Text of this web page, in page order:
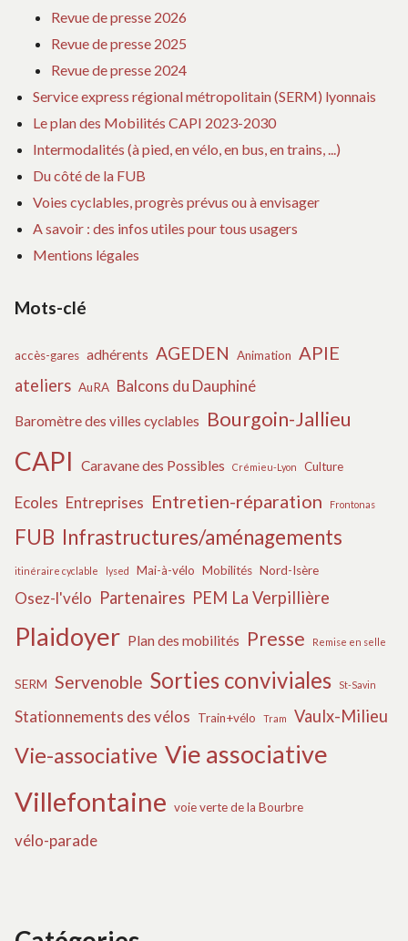
Revue de presse 2026
Revue de presse 2025
Revue de presse 2024
Service express régional métropolitain (SERM) lyonnais
Le plan des Mobilités CAPI 2023-2030
Intermodalités (à pied, en vélo, en bus, en trains, ...)
Du côté de la FUB
Voies cyclables, progrès prévus ou à envisager
A savoir : des infos utiles pour tous usagers
Mentions légales
Mots-clé
accès-gares adhérents AGEDEN Animation APIE
ateliers AuRA Balcons du Dauphiné
Baromètre des villes cyclables Bourgoin-Jallieu
CAPI Caravane des Possibles Crémieu-Lyon Culture
Ecoles Entreprises Entretien-réparation Frontonas
FUB Infrastructures/aménagements
itinéraire cyclable lysed Mai-à-vélo Mobilités Nord-Isère
Osez-l'vélo Partenaires PEM La Verpillière
Plaidoyer Plan des mobilités Presse Remise en selle
SERM Servenoble Sorties conviviales St-Savin
Stationnements des vélos Train+vélo Tram Vaulx-Milieu
Vie-associative Vie associative
Villefontaine voie verte de la Bourbre
vélo-parade